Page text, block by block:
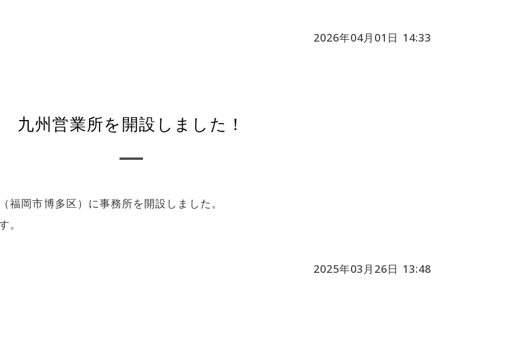
2026年04月01日 14:33
九州営業所を開設しました！
福岡市博多区）に事務所を開設しました。
。
2025年03月26日 13:48